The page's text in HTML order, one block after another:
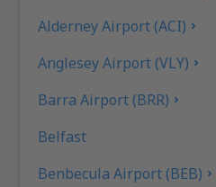
Alderney Airport (ACI)
Anglesey Airport (VLY)
Barra Airport (BRR)
Belfast
Benbecula Airport (BEB)